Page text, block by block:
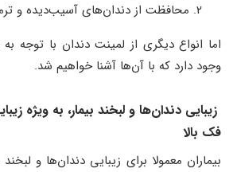
محافظت از دندان‌های آسیب‌دیده و
اما انواع دیگری از لمینت دندان با توجه
وجود دارد که با آن‌ها آشنا خواهیم شد.
زیبایی دندان‌ها و لبخند بیمار، به ویژه
فک بالا
بیماران معمولا برای زیبایی دندان‌ها و